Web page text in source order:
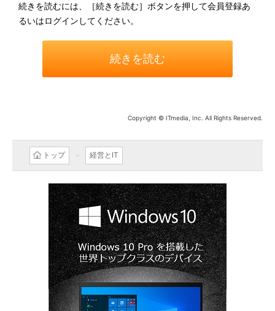
続きを読むには、［続きを読む］ボタンを押して会員登録あ
るいはログインしてください。
続きを読む
Copyright © ITmedia, Inc. All Rights Reserved.
トップ 経営とIT